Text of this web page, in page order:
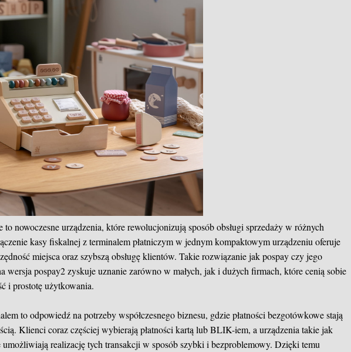
to nowoczesne urządzenia, które rewolucjonizują sposób obsługi sprzedaży w różnych
kasy fiskalnej z terminalem płatniczym w jednym kompaktowym urządzeniu oferuje
miejsca oraz szybszą obsługę klientów. Takie rozwiązanie jak pospay czy jego
wersja pospay2 zyskuje uznanie zarówno w małych, jak i dużych firmach, które cenią sobie
i prostotę użytkowania.
to odpowiedź na potrzeby współczesnego biznesu, gdzie płatności bezgotówkowe stają
Klienci coraz częściej wybierają płatności kartą lub BLIK-iem, a urządzenia takie jak
umożliwiają realizację tych transakcji w sposób szybki i bezproblemowy. Dzięki temu